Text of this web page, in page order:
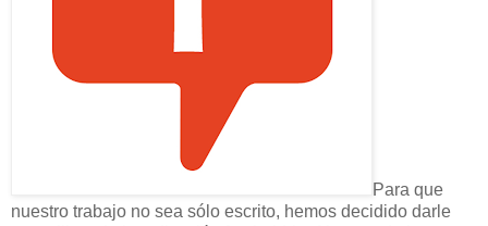
Para que
nuestro trabajo no sea sólo escrito, hemos decidido darle